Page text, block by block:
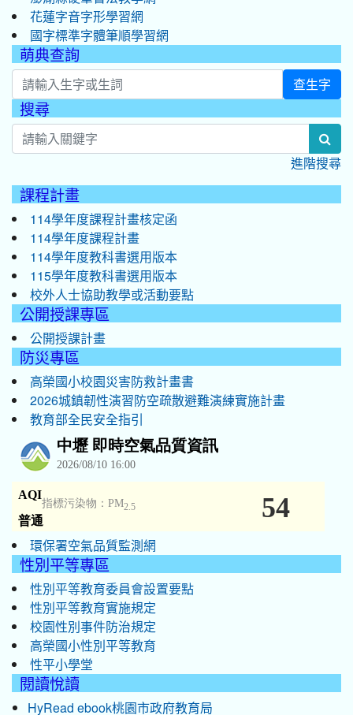
花蓮字音字形學習網
國字標準字體筆順學習網
萌典查詢
查生字
搜尋
進階搜尋
課程計畫
114學年度課程計畫核定函
114學年度課程計畫
114學年度教科書選用版本
115學年度教科書選用版本
校外人士協助教學或活動要點
公開授課專區
公開授課計畫
防災專區
高榮國小校園災害防救計畫書
2026城鎮韌性演習防空疏散避難演練實施計畫
教育部全民安全指引
環保署空氣品質監測網
性別平等專區
性別平等教育委員會設置要點
性別平等教育實施規定
校園性別事件防治規定
高榮國小性別平等教育
性平小學堂
閱讀悅讀
HyRead ebook桃園市政府教育局